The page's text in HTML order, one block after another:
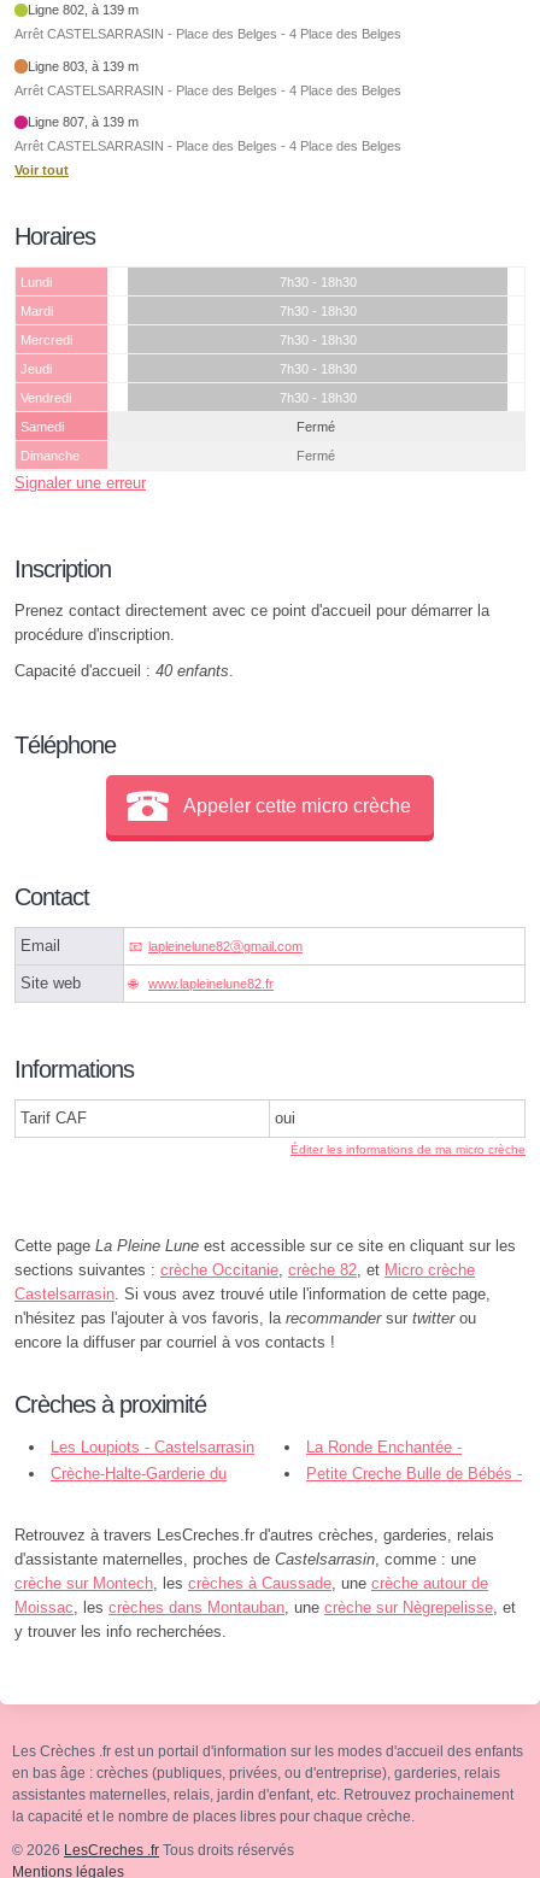
Ligne 802, à 139 m
Arrêt CASTELSARRASIN - Place des Belges - 4 Place des Belges
Ligne 803, à 139 m
Arrêt CASTELSARRASIN - Place des Belges - 4 Place des Belges
Ligne 807, à 139 m
Arrêt CASTELSARRASIN - Place des Belges - 4 Place des Belges
Voir tout
Horaires
Lundi
7h30 - 18h30
Mardi
7h30 - 18h30
Mercredi
7h30 - 18h30
Jeudi
7h30 - 18h30
Vendredi
7h30 - 18h30
Samedi
Fermé
Dimanche
Fermé
Signaler une erreur
Inscription
Prenez contact directement avec ce point d'accueil pour démarrer la
procédure d'inscription.
Capacité d'accueil : 40 enfants.
Téléphone
Appeler cette micro crèche
Contact
Email lapleinelune82ⓐgmail.com
Site web www.lapleinelune82.fr
Informations
Tarif CAF oui
Éditer les informations de ma micro crèche
Cette page La Pleine Lune est accessible sur ce site en cliquant sur les
sections suivantes : crèche Occitanie, crèche 82, et Micro crèche
Castelsarrasin. Si vous avez trouvé utile l'information de cette page,
n'hésitez pas l'ajouter à vos favoris, la recommandersur twitterou
encore la diffuser par courriel à vos contacts !
Crèches à proximité
Les Loupiots - Castelsarrasin
La Ronde Enchantée -
Castelsarrasin
Crèche-Halte-Garderie du
Castelsarrasin
Petite Creche Bulle de Bébés -
Retrouvez à travers LesCreches.fr d'autres crèches, garderies, relais
d'assistante maternelles, proches de Castelsarrasin, comme : une
crèche sur Montech, les crèches à Caussade, une crèche autour de
Moissac, les crèches dans Montauban, une crèche sur Nègrepelisse, et
y trouver les info recherchées.
Les Crèches .fr est un portail d'information sur les modes d'accueil des enfants
en bas âge : crèches (publiques, privées, ou d'entreprise), garderies, relais
assistantes maternelles, relais, jardin d'enfant, etc. Retrouvez prochainement
la capacité et le nombre de places libres pour chaque crèche.
© 2026 LesCreches .fr Tous droits réservés
Mentions légales